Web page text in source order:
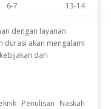
6-7 13-14
dengan layanan
durasi akan mengalami
dari
Penulisan Naskah